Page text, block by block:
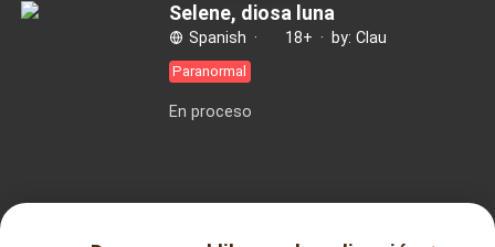
Selene, diosa luna
Spanish · 18+ · by: Clau
Paranormal
En proceso